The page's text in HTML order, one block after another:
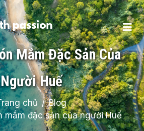
Mắm Đặc Sản Của
Người Huế
chủ
Blog
mắm đặc sản của người Huế